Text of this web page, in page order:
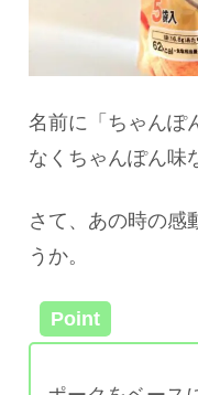
名前に「ちゃんぽ
なくちゃんぽん味
さて、あの時の感
うか。
Point